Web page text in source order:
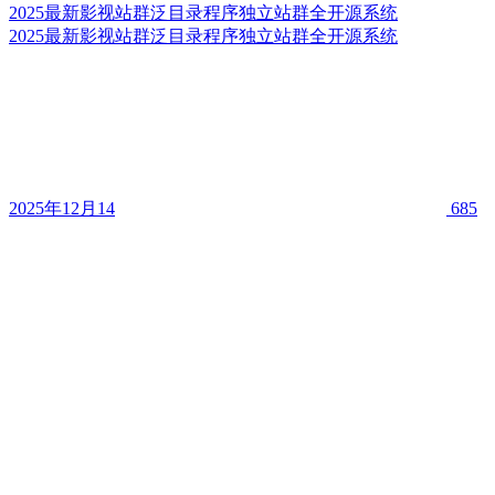
2025最新影视站群泛目录程序独立站群全开源系统
2025最新影视站群泛目录程序独立站群全开源系统
2025年12月14 685